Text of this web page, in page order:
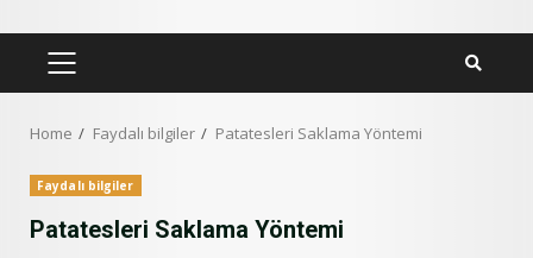
PRIMARY
Home Faydalı bilgiler Patatesleri Saklama Yöntemi
Faydalı bilgiler
Patatesleri Saklama Yöntemi